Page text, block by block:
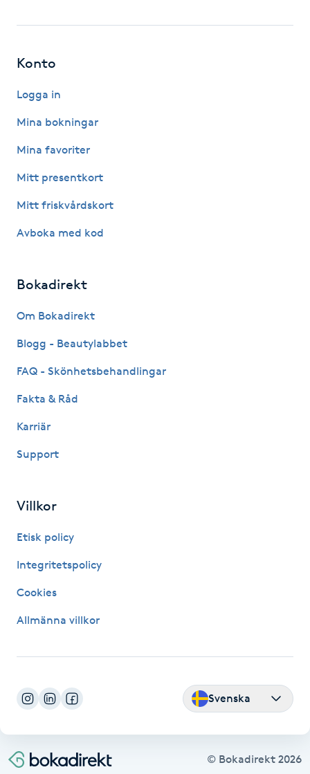
Hypnos
Hårbottenbehandling
Hårförlängning
Hårvård
Hälsa
IPL
Keratinbehandling
Konto
Logga in
Mina bokningar
Mina favoriter
Mitt presentkort
Mitt friskvårdskort
Avboka med kod
Bokadirekt
Om Bokadirekt
Blogg - Beautylabbet
FAQ - Skönhetsbehandlingar
Fakta & Råd
Karriär
Support
Villkor
Etisk policy
Integritetspolicy
Cookies
Allmänna villkor
Svenska
© Bokadirekt 2026